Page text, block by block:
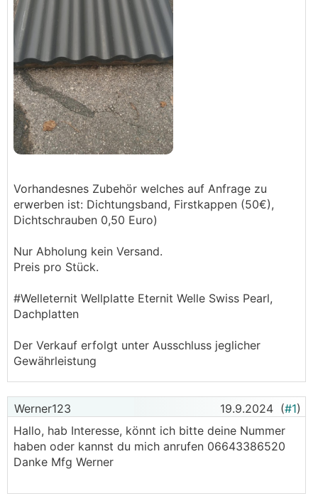
Vorhandesnes Zubehör welches auf Anfrage zu
erwerben ist: Dichtungsband, Firstkappen (50€),
Dichtschrauben 0,50 Euro)
Nur Abholung kein Versand.
Preis pro Stück.
#Welleternit Wellplatte Eternit Welle Swiss Pearl,
Dachplatten
Der Verkauf erfolgt unter Ausschluss jeglicher
Gewährleistung
Werner123 19.9.2024 (#1)
Hallo, hab Interesse, könnt ich bitte deine Nummer
haben oder kannst du mich anrufen 06643386520
Danke Mfg Werner